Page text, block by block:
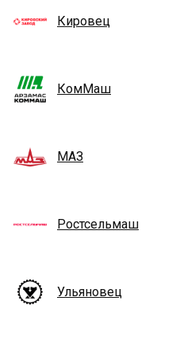
Кировец
КомМаш
МАЗ
Ростсельмаш
Ульяновец